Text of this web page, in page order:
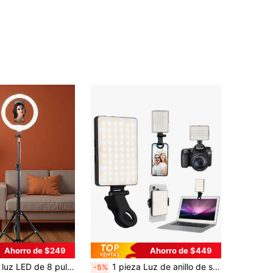
Ahorro de $249
ajustable de 43 pulgadas | Adecuado para selfies, fotografía, grabación de video, transmisión en vivo, alimentado por USB
Ahorro de $449
-5% 1 pieza Luz de anillo de selfie LED de 60 unidades, iluminación 3 en 1 regulable (luz de día/blanco cálido), recargable por USB tipo C de 5V, apta para fotografía, reuniones en línea, teléfonos, cámaras, portátiles, iPads, videoconferencias, disponible en rosa/blanco/negro/morado
#2 Más vendidos
en Flashes externos para teléfono y luces para sel